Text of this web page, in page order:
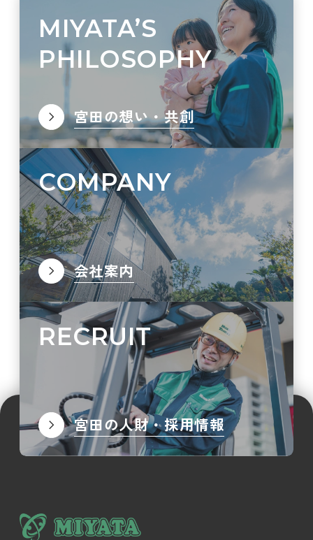
MIYATA’S
PHILOSOPHY
宮田の想い・共創
COMPANY
会社案内
RECRUIT
宮田の人財・採用情報